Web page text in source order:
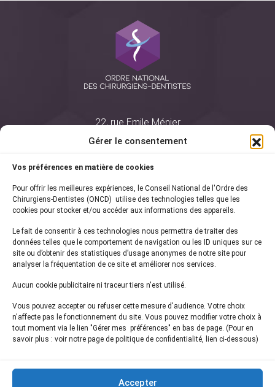
Gérer le consentement
Vos préférences en matière de cookies
Pour offrir les meilleures expériences, le Conseil National de l'Ordre des
Chirurgiens-Dentistes (ONCD) utilise des technologies telles que les
cookies pour stocker et/ou accéder aux informations des appareils.
Le fait de consentir à ces technologies nous permettra de traiter des
données telles que le comportement de navigation ou les ID uniques sur ce
site ou d’obtenir des statistiques d’usage anonymes de notre site pour
analyser la fréquentation de ce site et améliorer nos services.
Aucun cookie publicitaire ni traceur tiers n'est utilisé.
Vous pouvez accepter ou refuser cette mesure d'audience. Votre choix
n'affecte pas le fonctionnement du site. Vous pouvez modifier votre choix à
tout moment via le lien "Gérer mes préférences" en bas de page. (Pour en
savoir plus : voir notre page de politique de confidentialité, lien ci-dessous)
Accepter
22, rue Emile Ménier
75761 Paris Cedex 16
01 44 34 78 80
courrier@oncd.org
Actualités
Presse
Informations légales
Plan du site
Inscrivez-vous à notrenewsletter